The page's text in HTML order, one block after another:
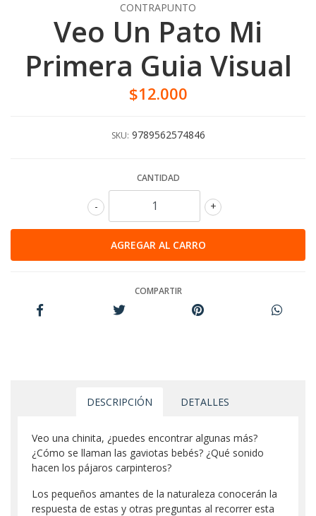
CONTRAPUNTO
Veo Un Pato Mi
Primera Guia Visual
$12.000
SKU: 9789562574846
CANTIDAD
+
-
COMPARTIR
DESCRIPCIÓN DETALLES
Veo una chinita, ¿puedes encontrar algunas más?
¿Cómo se llaman las gaviotas bebés? ¿Qué sonido
hacen los pájaros carpinteros?
Los pequeños amantes de la naturaleza conocerán la
respuesta de estas y otras preguntas al recorrer esta